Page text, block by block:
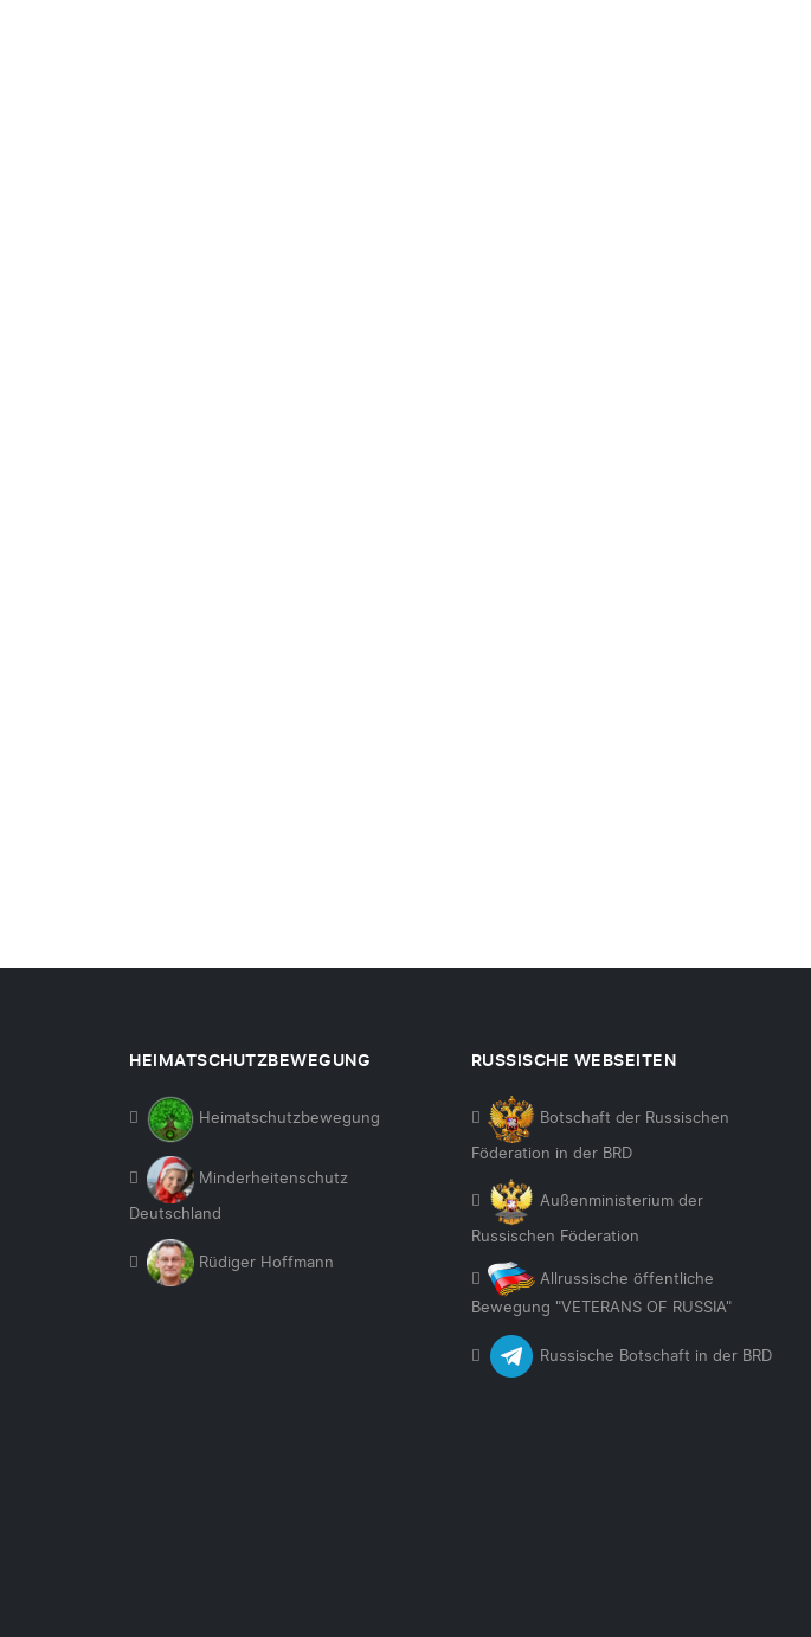
HEIMATSCHUTZBEWEGUNG
Heimatschutzbewegung
Minderheitenschutz
Deutschland
Rüdiger Hoffmann
RUSSISCHE WEBSEITEN
Botschaft der Russischen
Föderation in der BRD
Außenministerium der
Russischen Föderation
Allrussische öffentliche
Bewegung "VETERANS OF RUSSIA"
Russische Botschaft in der BRD